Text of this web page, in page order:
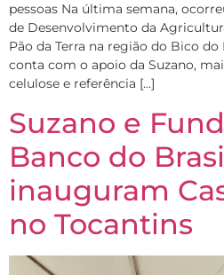
pessoas Na última semana,
de Desenvolvimento da
Pão da Terra na região do Bico
conta com o apoio da Suzano,
celulose e referência […]
Suzano e
Banco do
inauguram
no Tocantins